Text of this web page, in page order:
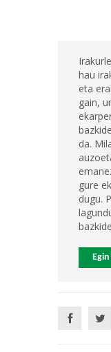
hau
eta
gain,
da.
gure
dugu.